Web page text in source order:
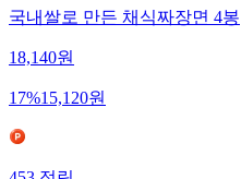
국내쌀로 만든 채식짜장면 4봉
18,140원
17%15,120원